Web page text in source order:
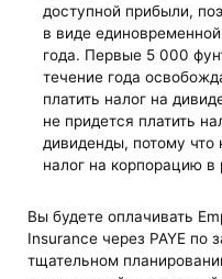
доступной прибыли,
в виде
года. Первые 5 000
течение года
платить налог на
не придется платить
дивиденды, потому что
налог на корпорацию в
Вы будете оплачивать
Insurance через PAYE по
тщательном